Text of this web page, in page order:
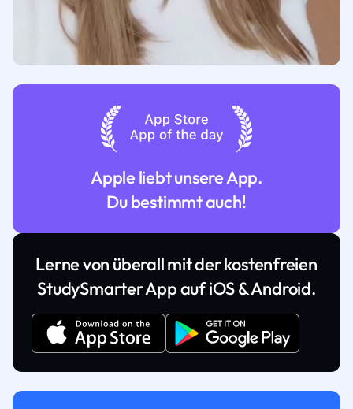
Apple liebt unsere App.
Du bestimmt auch!
Lerne von überall mit der kostenfreien
StudySmarter App auf iOS & Android.